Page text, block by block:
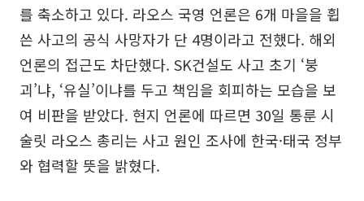
를 축소하고 있다. 라오스 국영 언론은 6개 마을을 휩
쓴 사고의 공식 사망자가 단 4명이라고 전했다. 해외
언론의 접근도 차단했다. SK건설도 사고 초기 ‘붕
괴’냐, ‘유실’이냐를 두고 책임을 회피하는 모습을 보
여 비판을 받았다. 현지 언론에 따르면 30일 통룬 시
술릿 라오스 총리는 사고 원인 조사에 한국·태국 정부
와 협력할 뜻을 밝혔다.